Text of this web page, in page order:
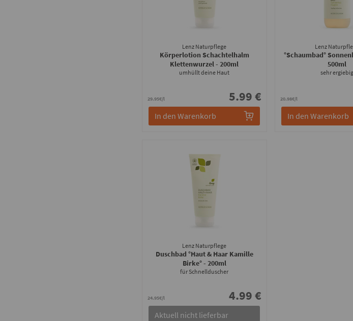
Lenz Naturpflege
Körperlotion Schachtelhalm
Klettenwurzel- 200ml
umhüllt deine Haut
29.95€/l 5.99 €
In den Warenkorb
Lenz
°Schaumbad°
500ml
sehr ergiebig
20.98€/l
In den Warenkorb
Lenz Naturpflege
Duschbad °Haut & Haar Kamille
Birke°- 200ml
für Schnellduscher
24.95€/l 4.99 €
Aktuell nicht lieferbar